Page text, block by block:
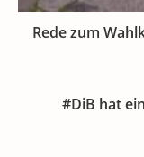
Rede zum
#DiB hat